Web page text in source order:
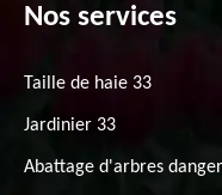
Nos services
Taille de haie 33
Jardinier 33
Abattage d'arbres